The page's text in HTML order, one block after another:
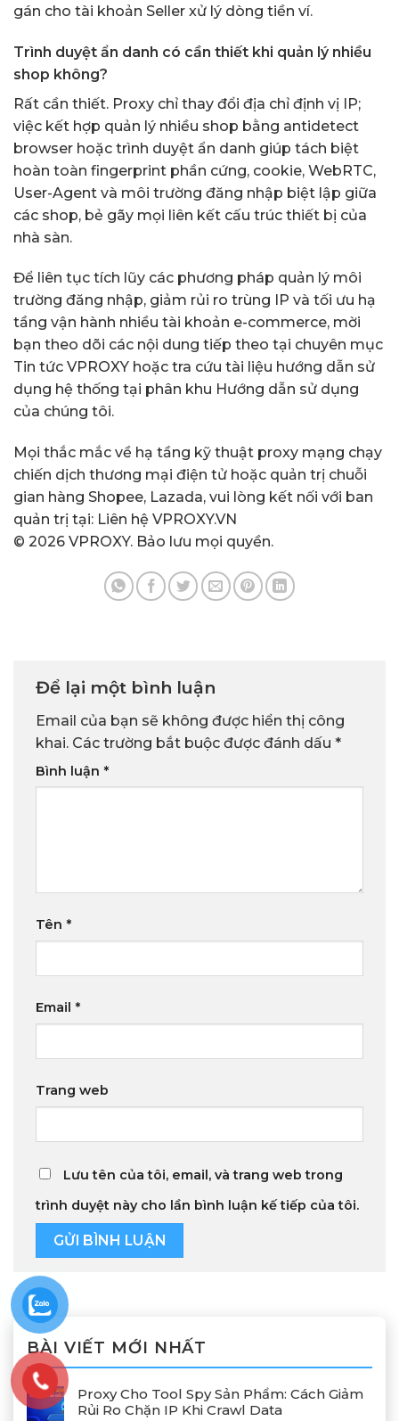
gán cho tài khoản Seller xử lý dòng tiền ví.
Trình duyệt ẩn danh có cần thiết khi quản lý nhiều
shop không?
Rất cần thiết. Proxy chỉ thay đổi địa chỉ định vị IP;
việc kết hợp quản lý nhiều shop bằng antidetect
browser hoặc trình duyệt ẩn danh giúp tách biệt
hoàn toàn fingerprint phần cứng, cookie, WebRTC,
User-Agent và môi trường đăng nhập biệt lập giữa
các shop, bẻ gãy mọi liên kết cấu trúc thiết bị của
nhà sàn.
Để liên tục tích lũy các phương pháp quản lý môi
trường đăng nhập, giảm rủi ro trùng IP và tối ưu hạ
tầng vận hành nhiều tài khoản e-commerce, mời
bạn theo dõi các nội dung tiếp theo tại chuyên mục
Tin tức VPROXY hoặc tra cứu tài liệu hướng dẫn sử
dụng hệ thống tại phân khu Hướng dẫn sử dụng
của chúng tôi.
Mọi thắc mắc về hạ tầng kỹ thuật proxy mạng chạy
chiến dịch thương mại điện tử hoặc quản trị chuỗi
gian hàng Shopee, Lazada, vui lòng kết nối với ban
quản trị tại: Liên hệ VPROXY.VN
© 2026 VPROXY. Bảo lưu mọi quyền.
Để lại một bình luận
Email của bạn sẽ không được hiển thị công
khai. Các trường bắt buộc được đánh dấu *
Bình luận *
Tên *
Email *
Trang web
Lưu tên của tôi, email, và trang web trong
trình duyệt này cho lần bình luận kế tiếp của tôi.
BÀI VIẾT MỚI NHẤT
Proxy Cho Tool Spy Sản Phẩm: Cách Giảm
Rủi Ro Chặn IP Khi Crawl Data